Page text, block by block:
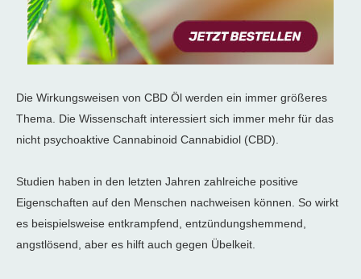
Die Wirkungsweisen von CBD Öl werden ein immer größeres
Thema. Die Wissenschaft interessiert sich immer mehr für das
nicht psychoaktive Cannabinoid Cannabidiol (CBD).
Studien haben in den letzten Jahren zahlreiche positive
Eigenschaften auf den Menschen nachweisen können. So wirkt
es beispielsweise entkrampfend, entzündungshemmend,
angstlösend, aber es hilft auch gegen Übelkeit.